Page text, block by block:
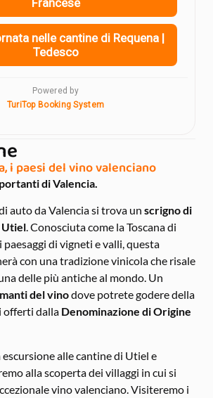
i paesi del vino valenciano
di Valencia.
auto da Valencia si trova un scrigno di
Utiel. Conosciuta come la Toscana di
paesaggi di vigneti e valli, questa
con una tradizione vinicola che risale
delle più antiche al mondo. Un
del vinodove potrete godere della
offerti dalla Denominazione di Origine
alle cantine di Utiel e
alla scoperta dei villaggi in cui si
vino valenciano. Visiteremo i